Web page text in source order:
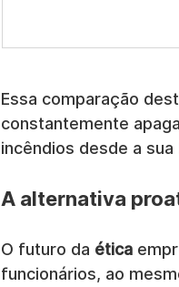
Essa comparação
constantemente
incêndios desde a sua
A alternativa
O futuro da ética
funcionários, ao